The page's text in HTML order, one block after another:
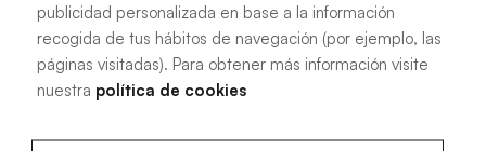
100 X 70 cm
120 X 70 cm
140 X 70 cm
200 X 70 cm
120 X 80 cm
publicidad personalizada en base a la información
recogida de tus hábitos de navegación (por ejemplo, las
páginas visitadas). Para obtener más información visite
nuestra política de cookies